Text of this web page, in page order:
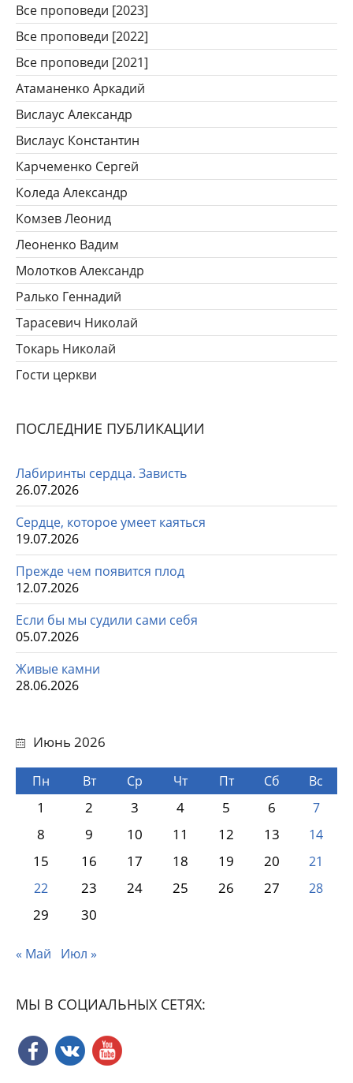
Все проповеди [2023]
Все проповеди [2022]
Все проповеди [2021]
Атаманенко Аркадий
Вислаус Александр
Вислаус Константин
Карчеменко Сергей
Коледа Александр
Комзев Леонид
Леоненко Вадим
Молотков Александр
Ралько Геннадий
Тарасевич Николай
Токарь Николай
Гости церкви
ПОСЛЕДНИЕ ПУБЛИКАЦИИ
Лабиринты сердца. Зависть
26.07.2026
Сердце, которое умеет каяться
19.07.2026
Прежде чем появится плод
12.07.2026
Если бы мы судили сами себя
05.07.2026
Живые камни
28.06.2026
Июнь 2026
Пн Вт Ср Чт Пт Сб Вс
1 2 3 4 5 6 7
8 9 10 11 12 13 14
15 16 17 18 19 20
21
22
23 24 25 26 27 28
29 30
« Май Июл »
МЫ В СОЦИАЛЬНЫХ СЕТЯХ: